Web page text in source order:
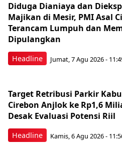
Headline
Diduga Dianiaya dan
Majikan di Mesir, PMI Asal
Terancam Lumpuh dan
Dipulangkan
Jumat, 7 Agu 2026 -
Headline
Target Retribusi Parkir
Cirebon Anjlok ke Rp1,6
Desak Evaluasi Potensi Riil
Kamis, 6 Agu 2026 -